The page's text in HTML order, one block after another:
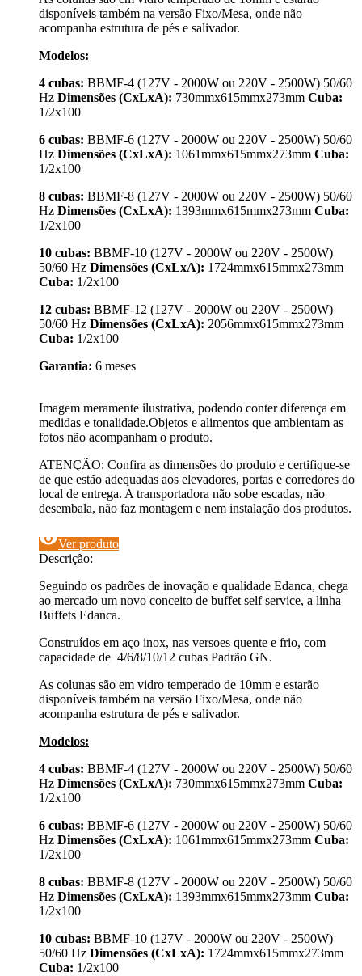
disponíveis também na versão Fixo/Mesa, onde não
acompanha estrutura de pés e salivador.
Modelos:
4 cubas: BBMF-4 (127V - 2000W ou 220V - 2500W) 50/60
Hz Dimensões (CxLxA): 730mmx615mmx273mm Cuba:
1/2x100
6 cubas: BBMF-6 (127V - 2000W ou 220V - 2500W) 50/60
Hz Dimensões (CxLxA): 1061mmx615mmx273mm Cuba:
1/2x100
8 cubas: BBMF-8 (127V - 2000W ou 220V - 2500W) 50/60
Hz Dimensões (CxLxA): 1393mmx615mmx273mm Cuba:
1/2x100
10 cubas: BBMF-10 (127V - 2000W ou 220V - 2500W)
50/60 Hz Dimensões (CxLxA): 1724mmx615mmx273mm
Cuba: 1/2x100
12 cubas: BBMF-12 (127V - 2000W ou 220V - 2500W)
50/60 Hz Dimensões (CxLxA): 2056mmx615mmx273mm
Cuba: 1/2x100
Garantia: 6 meses
Imagem meramente ilustrativa, podendo conter diferença em
medidas e tonalidade.Objetos e alimentos que ambientam as
fotos não acompanham o produto.
ATENÇÃO: Confira as dimensões do produto e certifique-se
de que estão adequadas aos elevadores, portas e corredores do
local de entrega. A transportadora não sobe escadas, não
desembala, não faz montagem e nem instalação dos produtos.
visibilityVer produto
Descrição:
Seguindo os padrões de inovação e qualidade Edanca, chega
ao mercado um novo conceito de buffet self service, a linha
Buffets Edanca.
Construídos em aço inox, nas versoes quente e frio, com
capacidade de 4/6/8/10/12 cubas Padrão GN.
As colunas são em vidro temperado de 10mm e estarão
disponíveis também na versão Fixo/Mesa, onde não
acompanha estrutura de pés e salivador.
Modelos:
4 cubas: BBMF-4 (127V - 2000W ou 220V - 2500W) 50/60
Hz Dimensões (CxLxA): 730mmx615mmx273mm Cuba:
1/2x100
6 cubas: BBMF-6 (127V - 2000W ou 220V - 2500W) 50/60
Hz Dimensões (CxLxA): 1061mmx615mmx273mm Cuba:
1/2x100
8 cubas: BBMF-8 (127V - 2000W ou 220V - 2500W) 50/60
Hz Dimensões (CxLxA): 1393mmx615mmx273mm Cuba:
1/2x100
10 cubas: BBMF-10 (127V - 2000W ou 220V - 2500W)
50/60 Hz Dimensões (CxLxA): 1724mmx615mmx273mm
Cuba: 1/2x100